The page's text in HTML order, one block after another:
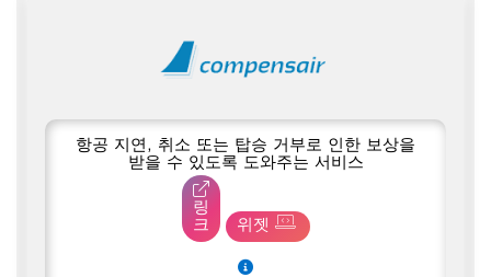
항공 지연, 취소 또는 탑승 거부로 인한 보상을
받을 수 있도록 도와주는 서비스
링
크
위젯